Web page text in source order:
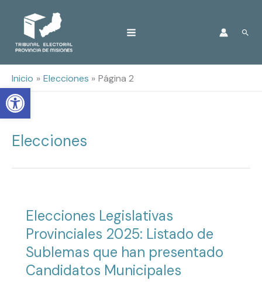
Open toolbar
Inicio Elecciones Página 2
Elecciones
Elecciones Legislativas
Provinciales 2025: Listado de
Sublemas que han presentado
Candidatos Municipales